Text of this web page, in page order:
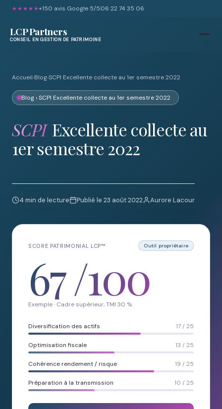
★★★★★+150 avis Google 5/506 22 74 35 06
LCP Partners
CONSEIL EN GESTION DE PATRIMOINE
Accueil›Blog›SCPI Excellente collecte au 1er semestre 2022
Blog › SCPI Excellente collecte au 1er semestre 2022
SCPI Excellente collecte au
1er semestre 2022
4 min de lecture Publié le 23 août 2022 Aurore Lacour
SCORE PATRIMONIAL LCP™ Outil propriétaire
67/100
Exemple · Cadre supérieur, TMI 30 %
Diversification des actifs 17 / 25
Optimisation fiscale 13 / 25
Cohérence rendement / risque 19 / 25
Préparation à la transmission 10 / 25